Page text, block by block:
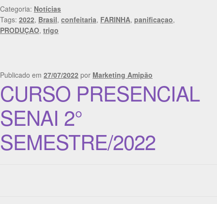
Categoria: Notícias
Tags: 2022, Brasil, confeitaria, FARINHA, panificaçao,
PRODUÇAO, trigo
Publicado em 27/07/2022 por Marketing Amipão
CURSO PRESENCIAL
SENAI 2°
SEMESTRE/2022